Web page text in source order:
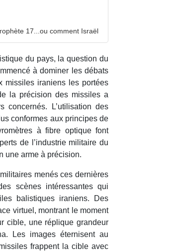
17...ou comment Israël
du pays, la question du
à dominer les débats
missiles iraniens les portées
la précision des missiles a
L’utilisation des
conformes aux principes de
à fibre optique font
de l’industrie militaire du
une arme à précision.
menés ces dernières
scènes intéressantes qui
balistiques iraniens. Des
virtuel, montrant le moment
cible, une réplique grandeur
Les images éternisent au
frappent la cible avec